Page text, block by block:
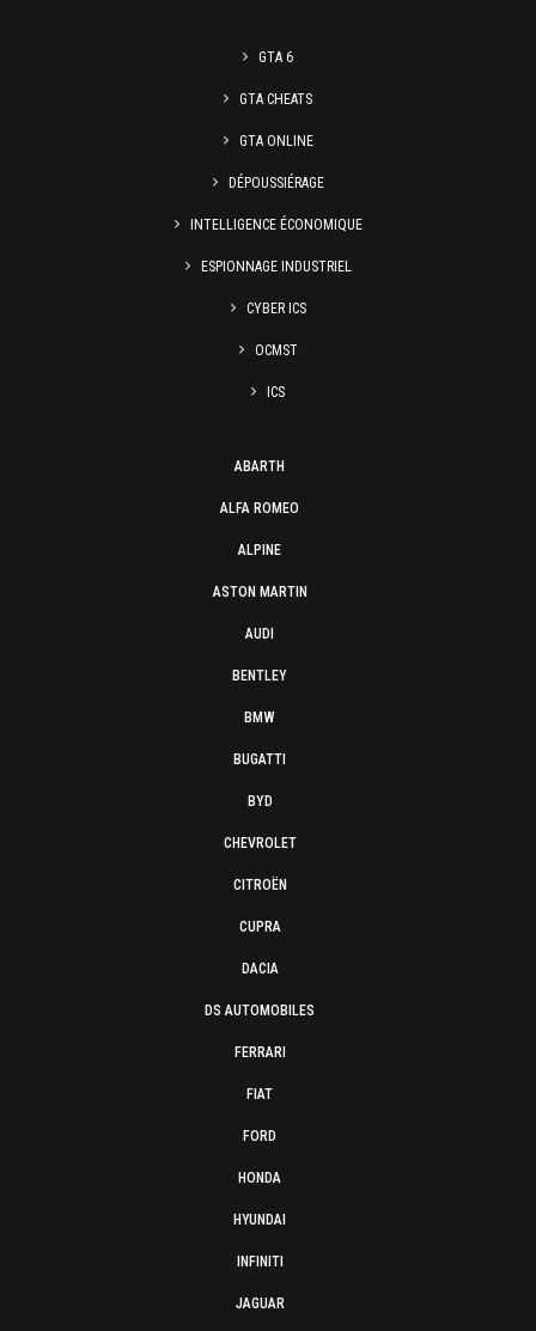
GTA 6
GTA CHEATS
GTA ONLINE
DÉPOUSSIÉRAGE
INTELLIGENCE ÉCONOMIQUE
ESPIONNAGE INDUSTRIEL
CYBER ICS
OCMST
ICS
ABARTH
ALFA ROMEO
ALPINE
ASTON MARTIN
AUDI
BENTLEY
BMW
BUGATTI
BYD
CHEVROLET
CITROËN
CUPRA
DACIA
DS AUTOMOBILES
FERRARI
FIAT
FORD
HONDA
HYUNDAI
INFINITI
JAGUAR